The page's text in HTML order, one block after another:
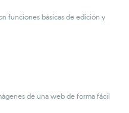
funciones básicas de edición y
de una web de forma fácil